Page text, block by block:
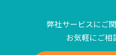
弊社サービスにご
お気軽にご相